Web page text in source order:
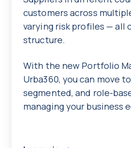
customers across
varying risk profiles — all
structure.
With the new Portfolio
Urba360, you can move
segmented, and role-
managing your business